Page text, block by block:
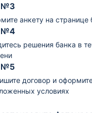
№3
анкету на
№4
решения банка в
№5
договор и
условиях